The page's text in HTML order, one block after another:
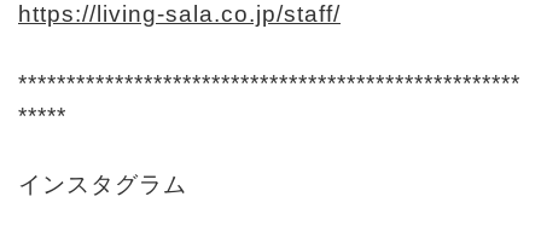
https://living-sala.co.jp/staff/
****************************************************
*****
インスタグラム